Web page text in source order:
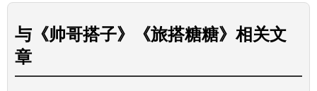
与 《帅哥搭子》《旅搭糖糖》 相关文
章